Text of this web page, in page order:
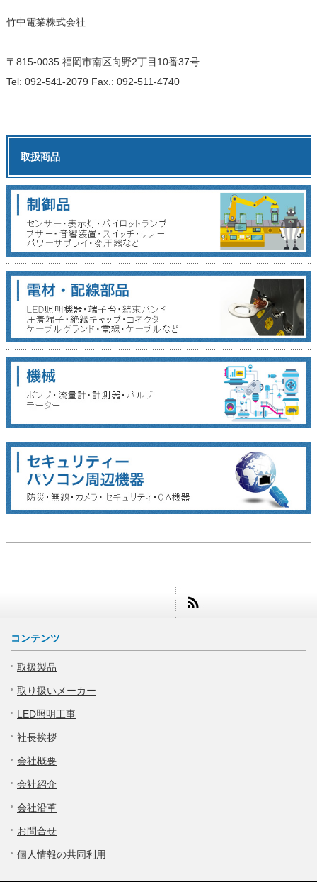
竹中電業株式会社
〒815-0035 福岡市南区向野2丁目10番37号
Tel: 092-541-2079 Fax.: 092-511-4740
取扱商品
コンテンツ
取扱製品
取り扱いメーカー
LED照明工事
社長挨拶
会社概要
会社紹介
会社沿革
お問合せ
個人情報の共同利用